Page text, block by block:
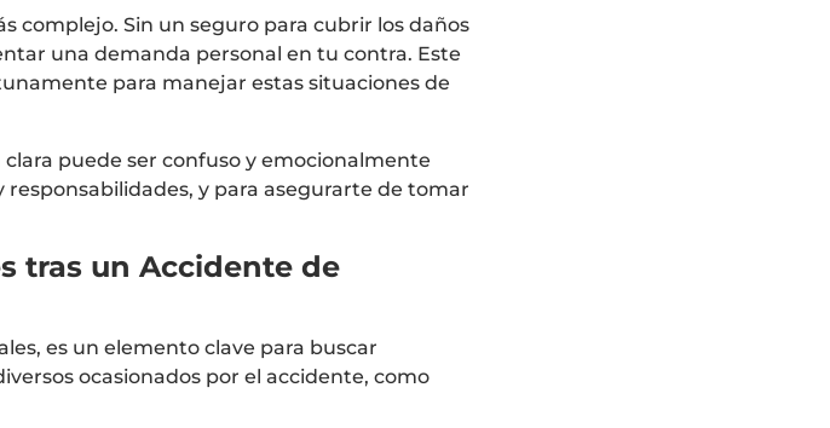
complejo. Sin un seguro para cubrir los daños
una demanda personal en tu contra. Este
para manejar estas situaciones de
puede ser confuso y emocionalmente
y para asegurarte de tomar
tras un Accidente de
es un elemento clave para buscar
ocasionados por el accidente, como